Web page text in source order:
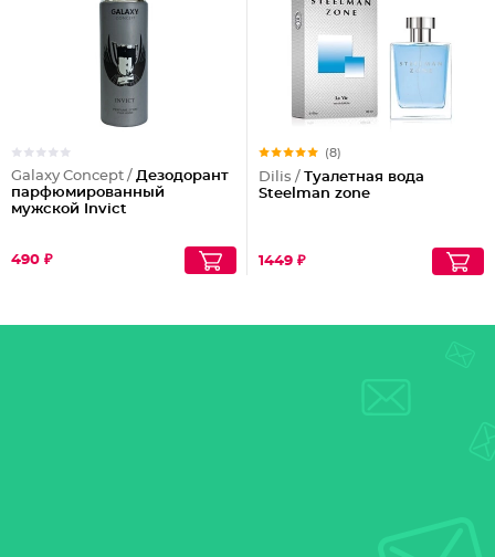
Galaxy Concept / Дезодорант
парфюмированный
мужской Invict
490 ₽
(8)
Dilis / Туалетная вода
Steelman zone
1449 ₽